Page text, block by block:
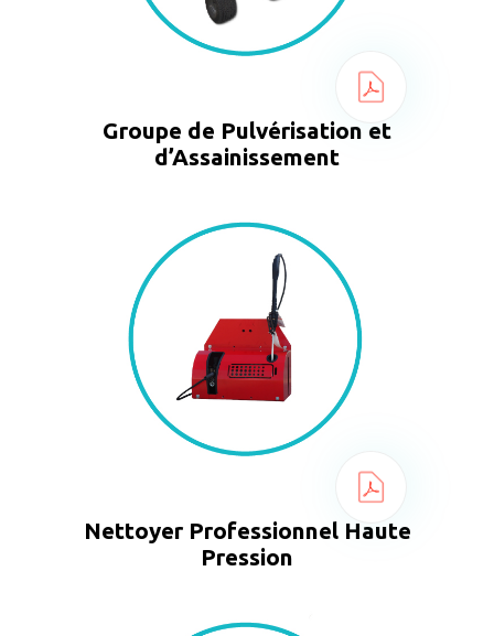
Groupe de Pulvérisation et
d’Assainissement
Nettoyer Professionnel Haute
Pression